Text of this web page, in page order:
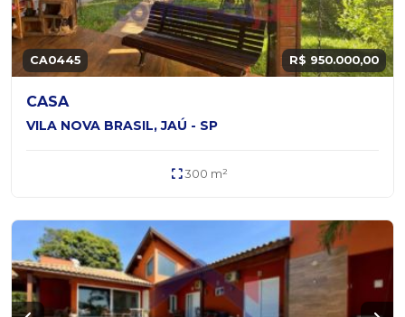
CA0445 R$ 950.000,00
CASA
VILA NOVA BRASIL, JAÚ - SP
300 m²